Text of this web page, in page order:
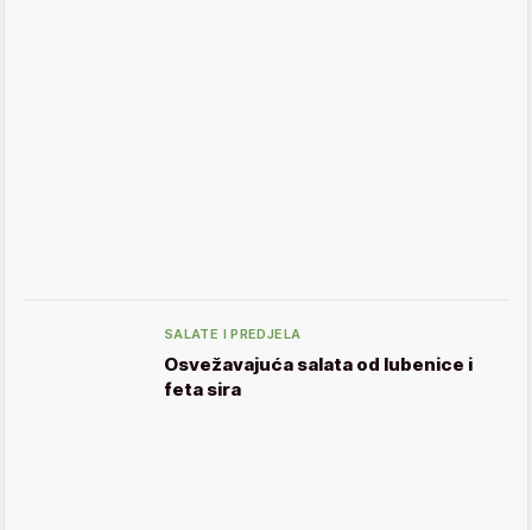
SALATE I PREDJELA
Osvežavajuća salata od lubenice i
feta sira